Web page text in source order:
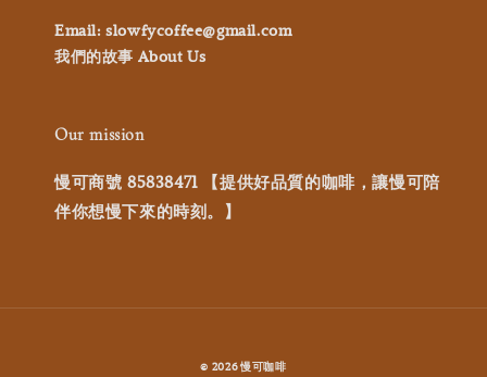
Email: slowfycoffee@gmail.com
我們的故事 About Us
Our mission
慢可商號 85838471 【提供好品質的咖啡，讓慢可陪
伴你想慢下來的時刻。】
© 2026 慢可咖啡